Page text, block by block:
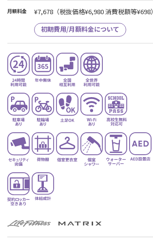
月額料金 ¥7,678 （税抜価格¥6,980 消費税額等¥698）
初期費用/月額料金について